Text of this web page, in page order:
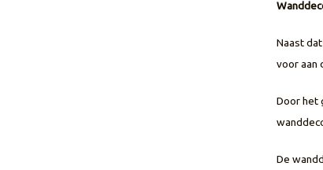
Naast
voor aan
Door het
De